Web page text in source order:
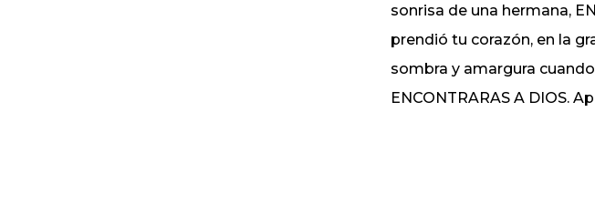
sonrisa de una hermana,
prendió tu corazón, en la
sombra y amargura
ENCONTRARAS A DIOS.